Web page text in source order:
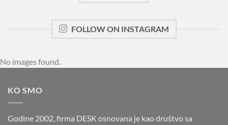
FOLLOW ON INSTAGRAM
No images found.
KO SMO
Godine 2002, firma DESK osnovana je kao društvo sa